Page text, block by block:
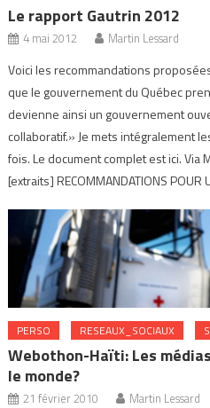
Le rapport Gautrin 2012
4 mai 2012 Martin Lessard
Voici les recommandations
que le gouvernement du Québec
devienne ainsi un gouvernement
collaboratif.» Je mets intégralement
fois. Le document complet est ici. Via
[extraits] RECOMMANDATIONS POUR
PERSO RESEAUX_SOCIAUX
Webothon-Haïti: Les
le monde?
21 février 2010 Martin Lessard